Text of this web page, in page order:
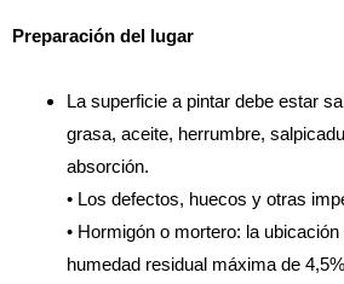
Preparación del lugar
La superficie a pintar debe estar
grasa, aceite, herrumbre,
absorción.
• Los defectos, huecos y otras
• Hormigón o mortero: la
humedad residual máxima de